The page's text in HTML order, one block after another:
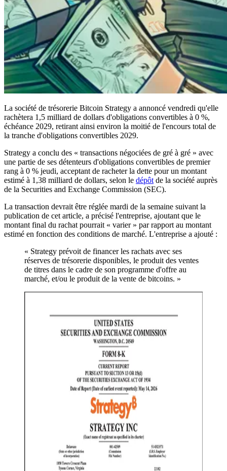
La société de trésorerie Bitcoin Strategy a annoncé vendredi qu'elle
rachètera 1,5 milliard de dollars d'obligations convertibles à 0 %,
échéance 2029, retirant ainsi environ la moitié de l'encours total de
la tranche d'obligations convertibles 2029.
Strategy a conclu des « transactions négociées de gré à gré » avec
une partie de ses détenteurs d'obligations convertibles de premier
rang à 0 % jeudi, acceptant de racheter la dette pour un montant
estimé à 1,38 milliard de dollars, selon le dépôt de la société auprès
de la Securities and Exchange Commission (SEC).
La transaction devrait être réglée mardi de la semaine suivant la
publication de cet article, a précisé l'entreprise, ajoutant que le
montant final du rachat pourrait « varier » par rapport au montant
estimé en fonction des conditions de marché. L'entreprise a ajouté :
« Strategy prévoit de financer les rachats avec ses
réserves de trésorerie disponibles, le produit des ventes
de titres dans le cadre de son programme d'offre au
marché, et/ou le produit de la vente de bitcoins. »